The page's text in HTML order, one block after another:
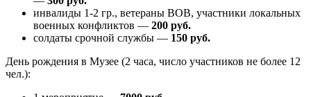
инвалиды 1-2 гр., ветераны ВОВ, участники локальных
военных конфликтов — 200 руб.
солдаты срочной службы — 150 руб.
День рождения в Музее (2 часа, число участников не более 12
чел.):